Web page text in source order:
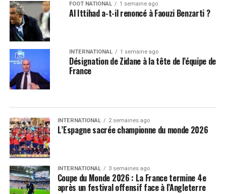
FOOT NATIONAL 1 semaine ago
Al Ittihad a-t-il renoncé à Faouzi Benzarti ?
INTERNATIONAL 1 semaine ago
Désignation de Zidane à la tête de l’équipe de
France
INTERNATIONAL 2 semaines ago
L’Espagne sacrée championne du monde 2026
INTERNATIONAL 3 semaines ago
Coupe du Monde 2026 : La France termine 4e
après un festival offensif face à l’Angleterre